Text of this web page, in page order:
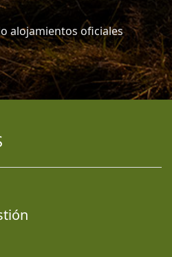
alojamientos oficiales